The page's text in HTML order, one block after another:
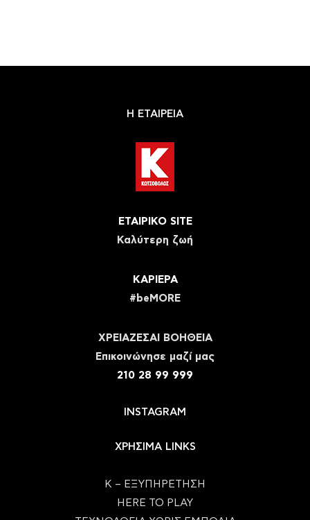
Η ΕΤΑΙΡΕΙΑ
ΕΤΑΙΡΙΚΟ SITE
Καλύτερη ζωή
ΚΑΡΙΕΡΑ
#beMORE
ΧΡΕΙΑΖΕΣΑΙ ΒΟΗΘΕΙΑ
Eπικοινώνησε μαζί μας
210 28 99 999
INSTAGRAM
ΧΡΗΣΙΜΑ LINKS
Κ – ΕΞΥΠΗΡΕΤΗΣΗ
HERE TO PLAY